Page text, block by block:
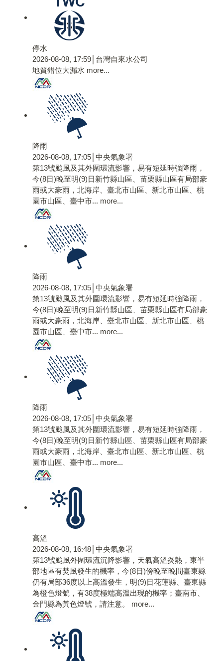
停水
2026-08-08, 17:59│台灣自來水公司
地質錯位大漏水 more...
降雨
2026-08-08, 17:05│中央氣象署
第13號颱風及其外圍環流影響，易有短延時強降雨，
今(8日)晚至明(9)日新竹縣山區、苗栗縣山區有局部豪
雨或大豪雨，北海岸、臺北市山區、新北市山區、桃
園市山區、臺中市... more...
降雨
2026-08-08, 17:05│中央氣象署
第13號颱風及其外圍環流影響，易有短延時強降雨，
今(8日)晚至明(9)日新竹縣山區、苗栗縣山區有局部豪
雨或大豪雨，北海岸、臺北市山區、新北市山區、桃
園市山區、臺中市... more...
降雨
2026-08-08, 17:05│中央氣象署
第13號颱風及其外圍環流影響，易有短延時強降雨，
今(8日)晚至明(9)日新竹縣山區、苗栗縣山區有局部豪
雨或大豪雨，北海岸、臺北市山區、新北市山區、桃
園市山區、臺中市... more...
高溫
2026-08-08, 16:48│中央氣象署
第13號颱風外圍環流沉降影響，天氣高溫炎熱，東半
部地區有焚風發生的機率，今(8日)傍晚至晚間臺東縣
仍有局部36度以上高溫發生，明(9)日花蓮縣、臺東縣
為橙色燈號，有38度極端高溫出現的機率；臺南市、
金門縣為黃色燈號，請注意。 more...